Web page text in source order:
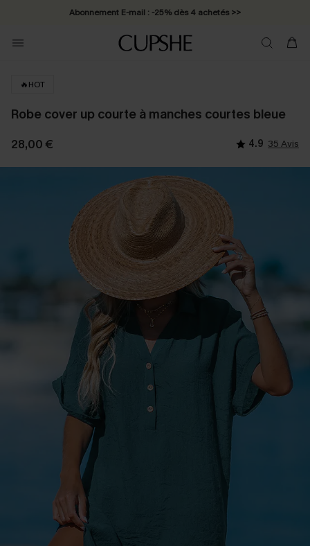
Abonnement E-mail : -25% dès 4 achetés >>
🔥HOT
Robe cover up courte à manches courtes bleue
28,00 € 4.9 35 Avis